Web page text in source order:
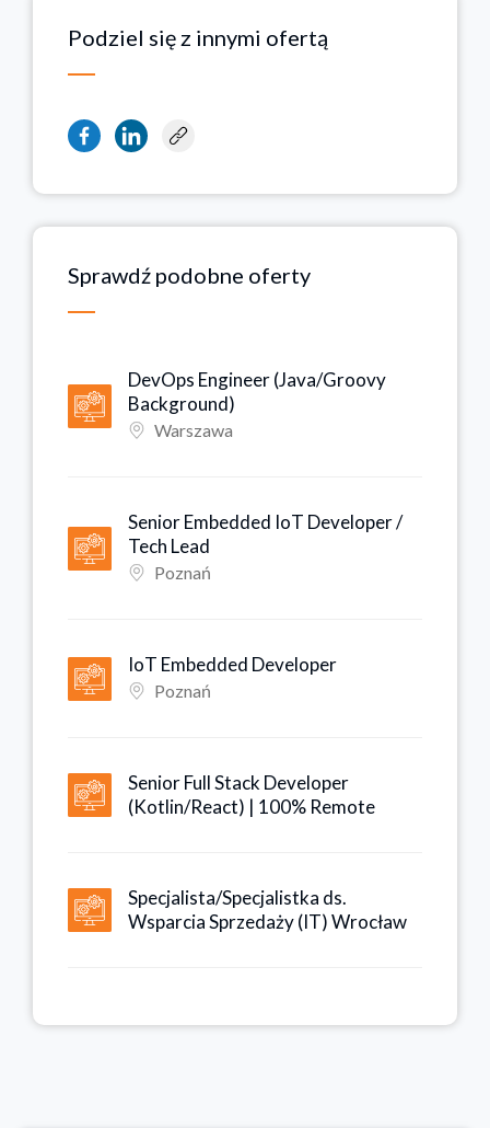
Podziel się z innymi ofertą
Sprawdź podobne oferty
DevOps Engineer (Java/Groovy
Background)
Warszawa
Senior Embedded IoT Developer /
Tech Lead
Poznań
IoT Embedded Developer
Poznań
Senior Full Stack Developer
(Kotlin/React) | 100% Remote
Specjalista/Specjalistka ds.
Wsparcia Sprzedaży (IT) Wrocław